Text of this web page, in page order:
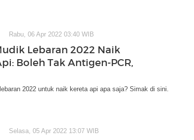
Rabu, 06 Apr 2022 03:40 WIB
Lebaran 2022 Naik
Boleh Tak Antigen-PCR,
2022 untuk naik kereta api apa saja? Simak di sini.
Selasa, 05 Apr 2022 13:07 WIB